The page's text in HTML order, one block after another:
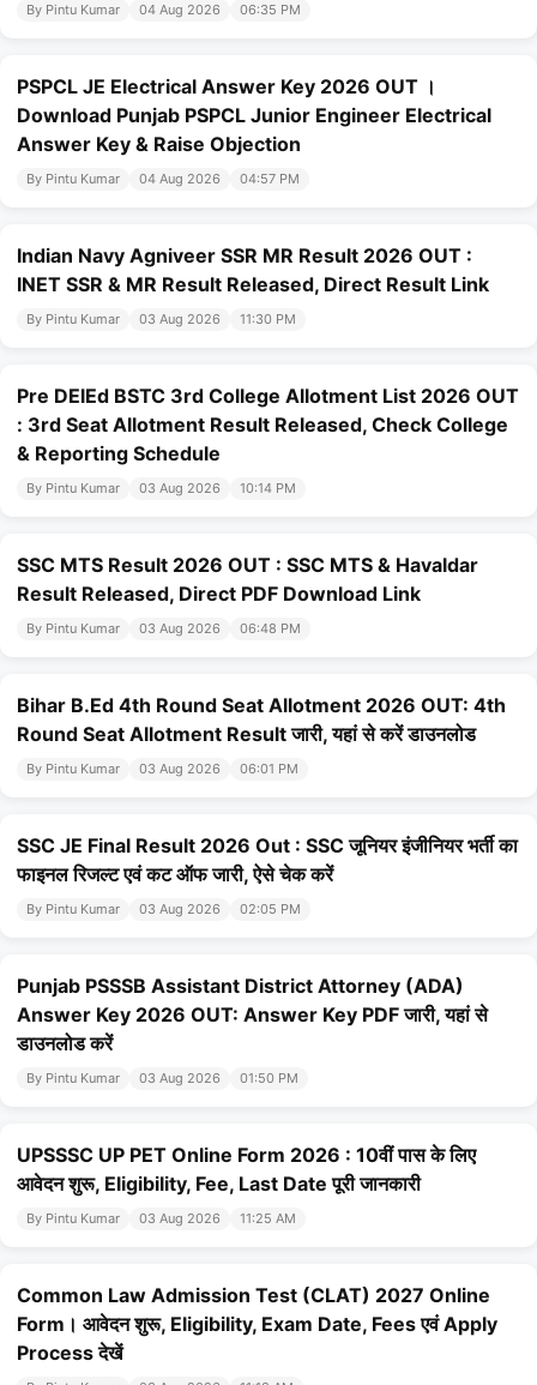
By Pintu Kumar 04 Aug 2026 06:35 PM
PSPCL JE Electrical Answer Key 2026 OUT ।
Download Punjab PSPCL Junior Engineer Electrical
Answer Key & Raise Objection
By Pintu Kumar 04 Aug 2026 04:57 PM
Indian Navy Agniveer SSR MR Result 2026 OUT :
INET SSR & MR Result Released, Direct Result Link
By Pintu Kumar 03 Aug 2026 11:30 PM
Pre DElEd BSTC 3rd College Allotment List 2026 OUT
: 3rd Seat Allotment Result Released, Check College
& Reporting Schedule
By Pintu Kumar 03 Aug 2026 10:14 PM
SSC MTS Result 2026 OUT : SSC MTS & Havaldar
Result Released, Direct PDF Download Link
By Pintu Kumar 03 Aug 2026 06:48 PM
Bihar B.Ed 4th Round Seat Allotment 2026 OUT: 4th
Round Seat Allotment Result जारी, यहां से करें डाउनलोड
By Pintu Kumar 03 Aug 2026 06:01 PM
SSC JE Final Result 2026 Out : SSC जूनियर इंजीनियर भर्ती का
फाइनल रिजल्ट एवं कट ऑफ जारी, ऐसे चेक करें
By Pintu Kumar 03 Aug 2026 02:05 PM
Punjab PSSSB Assistant District Attorney (ADA)
Answer Key 2026 OUT: Answer Key PDF जारी, यहां से
डाउनलोड करें
By Pintu Kumar 03 Aug 2026 01:50 PM
UPSSSC UP PET Online Form 2026 : 10वीं पास के लिए
आवेदन शुरू, Eligibility, Fee, Last Date पूरी जानकारी
By Pintu Kumar 03 Aug 2026 11:25 AM
Common Law Admission Test (CLAT) 2027 Online
Form। आवेदन शुरू, Eligibility, Exam Date, Fees एवं Apply
Process देखें